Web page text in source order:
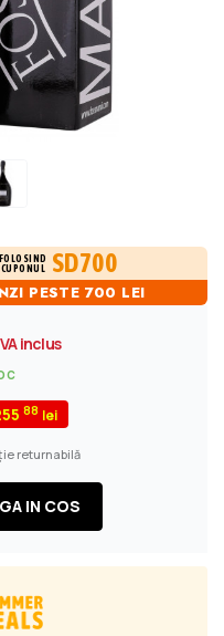
FOLOSIND
CUPONUL
SD700
PESTE 700 LEI
inclus
88
returnabilă
IN COS